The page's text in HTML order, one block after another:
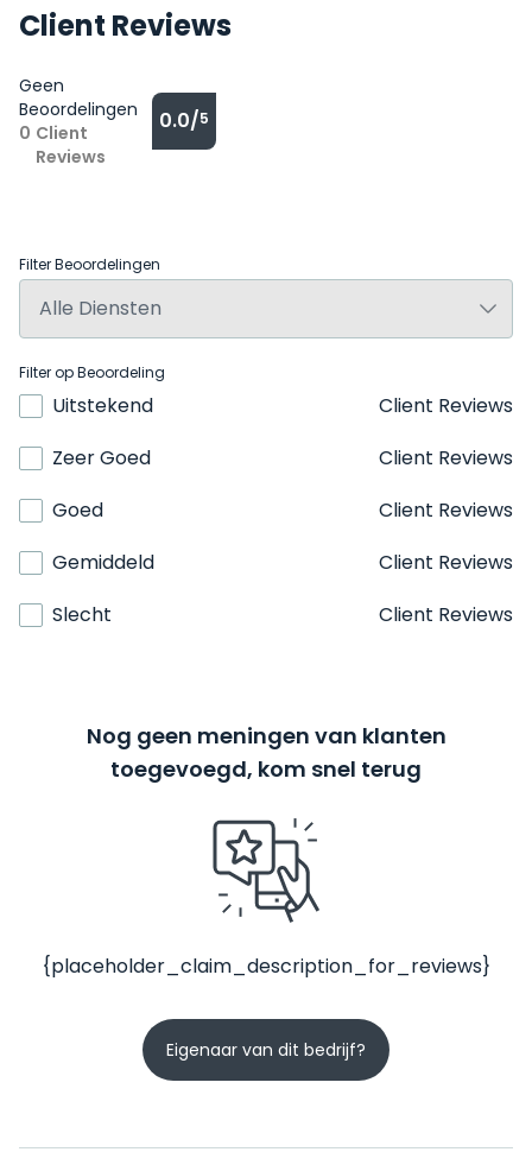
Client Reviews
Geen
Beoordelingen
0 Client
Reviews
0.0/5
Filter Beoordelingen
Filter op Beoordeling
Uitstekend
Client Reviews
Zeer Goed
Client Reviews
Goed
Client Reviews
Gemiddeld
Client Reviews
Slecht
Client Reviews
Nog geen meningen van klanten
toegevoegd, kom snel terug
{placeholder_claim_description_for_reviews}
Eigenaar van dit bedrijf?